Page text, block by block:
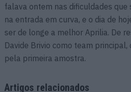
falava ontem nas dificuldades
na entrada em curva, e o dia de
ser de longe a melhor Aprilia. De
Davide Brivio como team
pela primeira amostra.
Artigos relacionados